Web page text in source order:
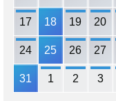
17 18 19 20
24 25 26 27
31 1 2 3